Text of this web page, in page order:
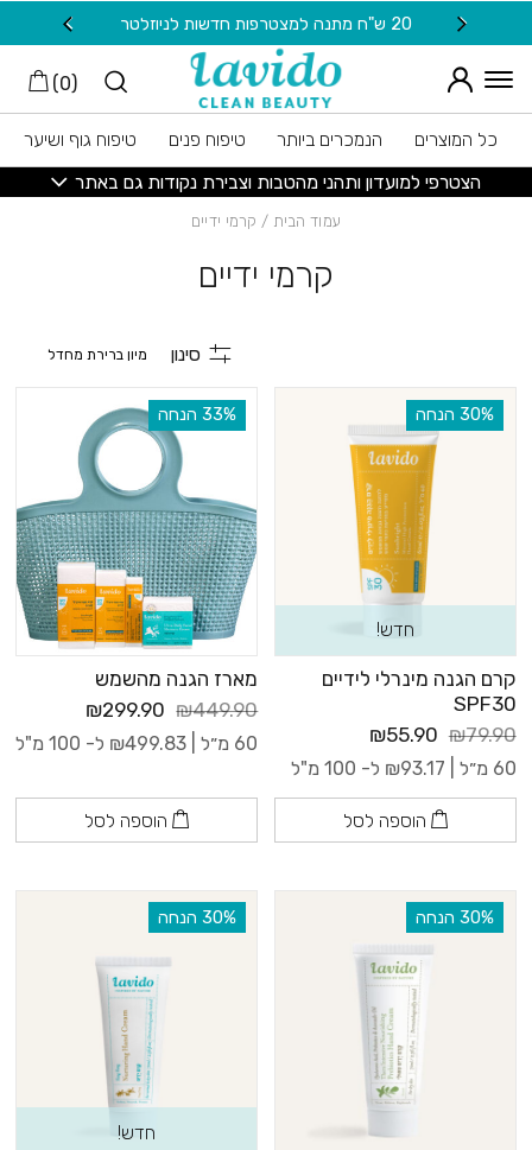
Skip to Content
20 ש"ח מתנה למצטרפות חדשות לניוזלטר
(
0
)
כל המוצרים הנמכרים ביותר טיפוח פנים
טיפוח גוף ושיער
הצטרפי למועדון ותהני מהטבות וצבירת נקודות גם באתר
עמוד הבית / קרמי ידיים
קרמי ידיים
סינון
‫30% הנחה
חדש!
קרם הגנה מינרלי לידיים
SPF30
₪79.90
₪55.90
60 מ״ל | ₪93.17 ל- 100 מ"ל
הוספה לסל
‫33% הנחה
מארז הגנה מהשמש
₪449.90
₪299.90
60 מ״ל | ₪499.83 ל- 100 מ"ל
הוספה לסל
‫30% הנחה ‫30% הנחה
חדש!
בחזרה למעלה